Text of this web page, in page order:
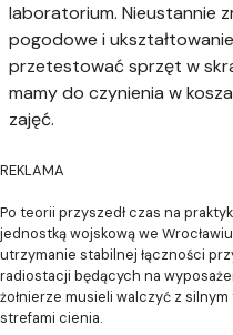
laboratorium. Nieustannie
pogodowe i
przetestować sprzęt w
mamy do czynienia w
zajęć.
REKLAMA
Po teorii przyszedł czas na
jednostką wojskową we
utrzymanie stabilnej łączności
radiostacji będących na
żołnierze musieli walczyć z
strefami cienia.